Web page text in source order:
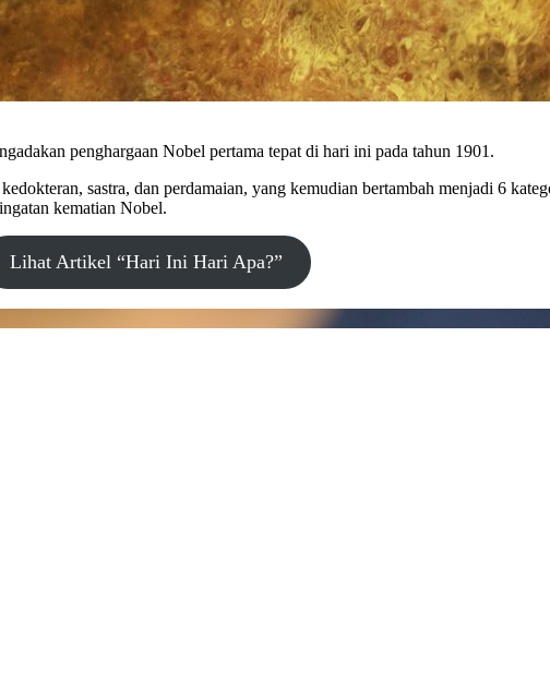
penghargaan Nobel pertama tepat di hari ini pada tahun 1901.
sastra, dan perdamaian, yang kemudian bertambah menjadi 6
kematian Nobel.
Lihat Artikel “Hari Ini Hari Apa?”